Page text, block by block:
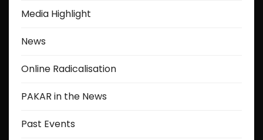
t
o
Media Highlight
News
Online Radicalisation
PAKAR in the News
Past Events